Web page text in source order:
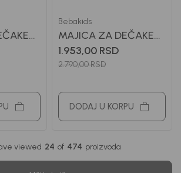
Bebakids
MAJICA ZA DEČAKE
BENNY
1.953,00 RSD
2.790,00RSD
DODAJ U KORPU
viewed 24 of 474 proizvoda